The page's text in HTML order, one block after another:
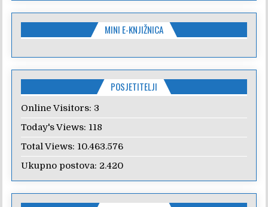
MINI E-KNJIŽNICA
POSJETITELJI
Online Visitors: 3
Today's Views: 118
Total Views: 10.463.576
Ukupno postova: 2.420